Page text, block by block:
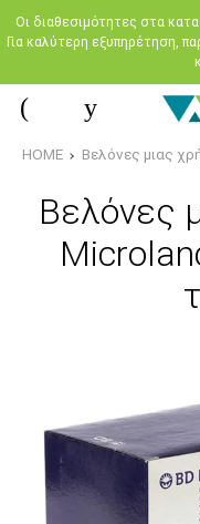
Oι διαθεσιμότητες στα
Για καλύτερη εξυπηρέτηση,
HOME Βελόνες μιας
Βελόνες